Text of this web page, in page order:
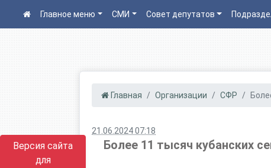
Версия сайта
для
Главное меню СМИ Совет депутатов
Главная Организации СФР
21.06.2024 07:18
Более 11 тысяч кубанских